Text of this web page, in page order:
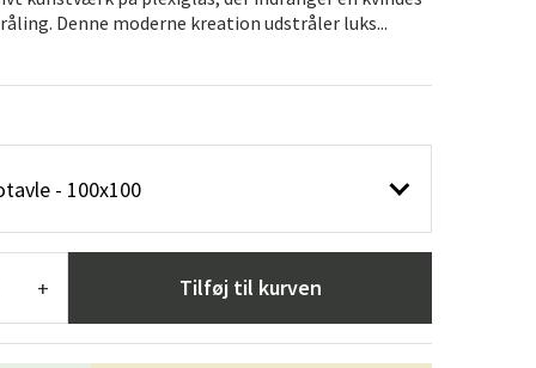
Haveredskaber
Entrémøbler
Denne moderne kreation udstråler luks...
- 100x100
+ Tilføj til kurven